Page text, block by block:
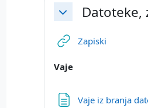
Skrči Datoteke,
Zapiski
Vaje
Vaje iz branja